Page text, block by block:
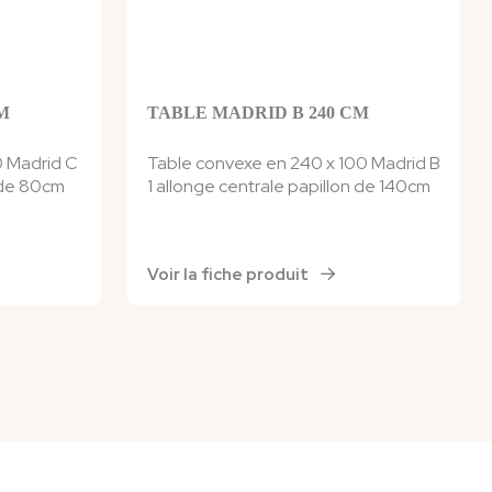
Madrid C
80cm
TABLE MADRID B 240 CM
Table convexe en 240 x 100 Madrid B
1 allonge centrale papillon de 140cm
Voir la fiche produit